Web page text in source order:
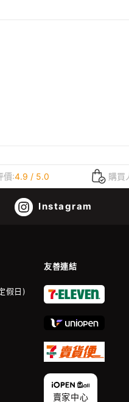
價:4.9 / 5.0 購買
Instagram
友善連結
假日)
賣家中心